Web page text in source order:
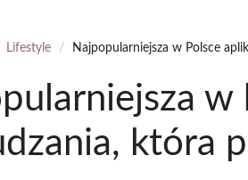
Lifestyle / Najpopularniejsza w Polsce
w
która